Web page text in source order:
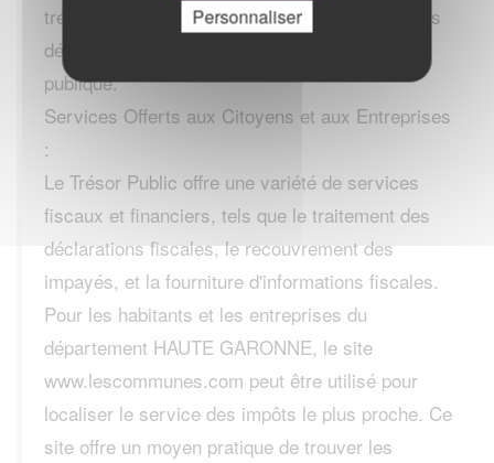
trésorerie de l'État, ce qui inclut le paiement des
dépenses publiques et la gestion de la dette
publique.
Services Offerts aux Citoyens et aux Entreprises
:
Le Trésor Public offre une variété de services
fiscaux et financiers, tels que le traitement des
déclarations fiscales, le recouvrement des
impayés, et la fourniture d'informations fiscales.
Pour les habitants et les entreprises du
département HAUTE GARONNE, le site
www.lescommunes.com peut être utilisé pour
localiser le service des impôts le plus proche. Ce
site offre un moyen pratique de trouver les
Personnaliser